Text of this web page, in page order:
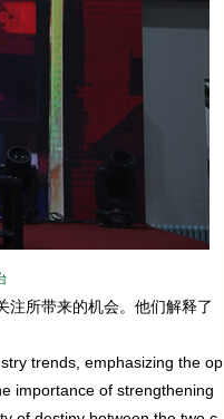
所带来的机会。他们解释了
trends, emphasizing the op
importance of strengthening